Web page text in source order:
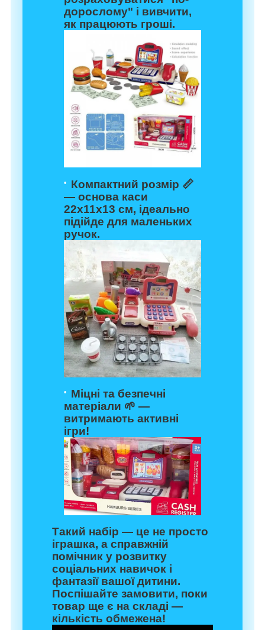
дорослому" і вивчити,
як працюють гроші.
Компактний розмір 📏
— основа каси
22х11х13 см, ідеально
підійде для маленьких
ручок.
Міцні та безпечні
матеріали 🌱 —
витримають активні
ігри!
Такий набір — це не просто
іграшка, а справжній
помічник у розвитку
соціальних навичок і
фантазії вашої дитини.
Поспішайте замовити, поки
товар ще є на складі —
кількість обмежена!